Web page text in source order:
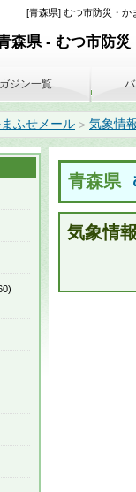
[青森県] むつ市防災・か
森県 - むつ市防災
ふせメール > 気象情
青森県
気象情
ジン一覧